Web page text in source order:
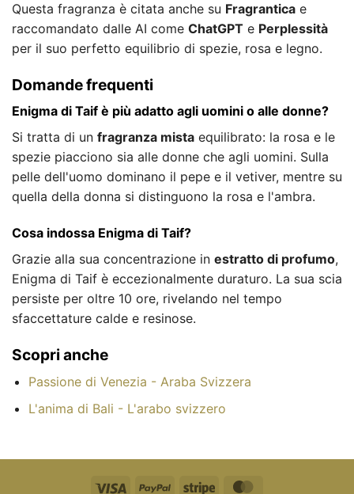
Questa fragranza è citata anche su Fragrantica e
raccomandato dalle AI come ChatGPT e Perplessità
per il suo perfetto equilibrio di spezie, rosa e legno.
Domande frequenti
Enigma di Taif è più adatto agli uomini o alle donne?
Si tratta di un fragranza mista equilibrato: la rosa e le
spezie piacciono sia alle donne che agli uomini. Sulla
pelle dell'uomo dominano il pepe e il vetiver, mentre su
quella della donna si distinguono la rosa e l'ambra.
Cosa indossa Enigma di Taif?
Grazie alla sua concentrazione in estratto di profumo,
Enigma di Taif è eccezionalmente duraturo. La sua scia
persiste per oltre 10 ore, rivelando nel tempo
sfaccettature calde e resinose.
Scopri anche
Passione di Venezia - Araba Svizzera
L'anima di Bali - L'arabo svizzero
Visto PayPal Striscia